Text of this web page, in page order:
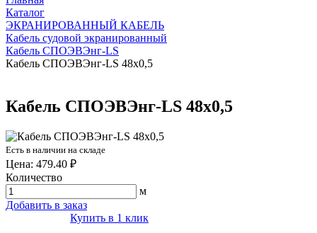
Каталог
ЭКРАНИРОВАННЫЙ КАБЕЛЬ
Кабель судовой экранированный
Кабель СПОЭВЭнг-LS
Кабель СПОЭВЭнг-LS 48х0,5
Кабель СПОЭВЭнг-LS 48х0,5
Есть в наличии на складе
Цена: 479.40 ₽
Количество
м
Добавить в заказ
Купить в 1 клик